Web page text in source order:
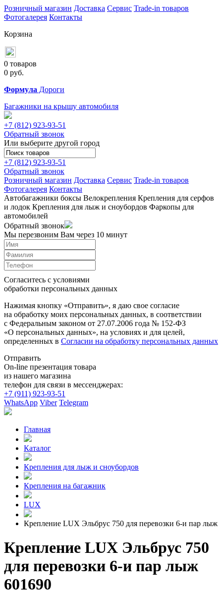
Розничный магазин Доставка Сервис Trade-in товаров
Фотогалерея Контакты
Корзина
0 товаров
0 руб.
Формула Дороги
Багажники на крышу автомобиля
+7 (812) 923-93-51
Обратный звонок
Или выберите другой город
+7 (812) 923-93-51
Обратный звонок
Розничный магазин Доставка Сервис Trade-in товаров
Фотогалерея Контакты
Автобагажники боксы Велокрепления Крепления для серфов
и лодок Крепления для лыж и сноубордов Фаркопы для
автомобилей
Обратный звонок
Мы перезвоним Вам через 10 минут
Согласитесь с условиями
обработки персональных данных
Нажимая кнопку «Отправить», я даю свое согласие
на обработку моих персональных данных, в соответствии
с Федеральным законом от 27.07.2006 года № 152-ФЗ
«О персональных данных», на условиях и для целей,
определенных в Согласии на обработку персональных данных
Отправить
On-line презентация товара
из нашего магазина
телефон для связи в мессенджерах:
+7 (911) 923-93-51
WhatsApp Viber Telegram
Главная
Каталог
Крепления для лыж и сноубордов
Крепления на багажник
LUX
Крепление LUX Эльбрус 750 для перевозки 6-и пар лыж
Крепление LUX Эльбрус 750
для перевозки 6-и пар лыж
601690